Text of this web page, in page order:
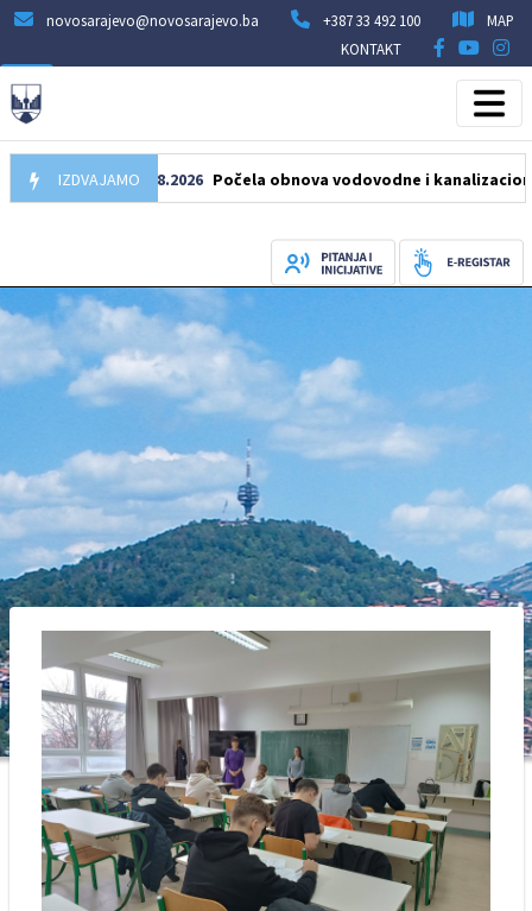
novosarajevo@novosarajevo.ba +387 33 492 100
MAP
KONTAKT
IZDVAJAMO
05.08.2026 Počela obnova vodovodne i kanalizacione